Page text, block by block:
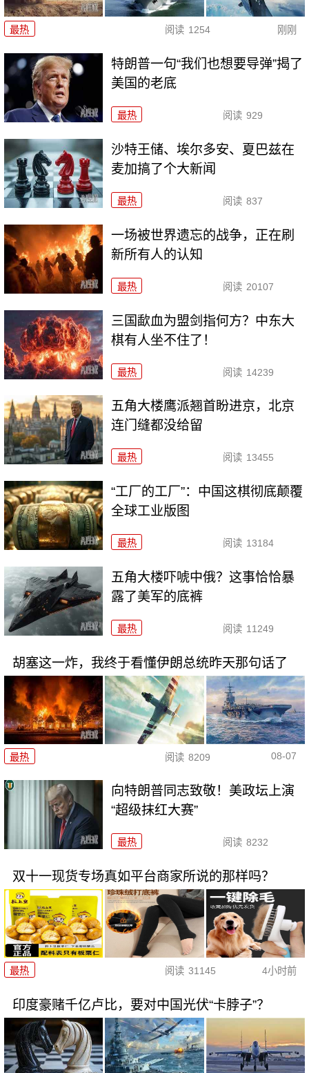
最热 阅读 1254 刚刚
特朗普一句“我们也想要导弹”揭了
美国的老底
最热 阅读 929
沙特王储、埃尔多安、夏巴兹在
麦加搞了个大新闻
最热 阅读 837
一场被世界遗忘的战争，正在刷
新所有人的认知
最热 阅读 20107
三国歃血为盟剑指何方？中东大
棋有人坐不住了！
最热 阅读 14239
五角大楼鹰派翘首盼进京，北京
连门缝都没给留
最热 阅读 13455
“工厂的工厂”：中国这棋彻底颠覆
全球工业版图
最热 阅读 13184
五角大楼吓唬中俄？这事恰恰暴
露了美军的底裤
最热 阅读 11249
胡塞这一炸，我终于看懂伊朗总统昨天那句话了
最热 阅读 8209 08-07
向特朗普同志致敬！美政坛上演
“超级抹红大赛”
最热 阅读 8232
双十一现货专场真如平台商家所说的那样吗？
最热 阅读 31145 4小时前
印度豪赌千亿卢比，要对中国光伏“卡脖子”？